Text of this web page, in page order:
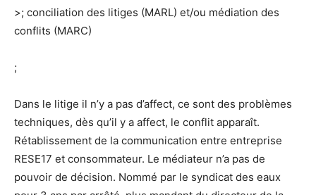
>; conciliation des litiges (MARL) et/ou médiation des
conflits (MARC)
;
Dans le litige il n’y a pas d’affect, ce sont des problèmes
techniques, dès qu’il y a affect, le conflit apparaît.
Rétablissement de la communication entre entreprise
RESE17 et consommateur. Le médiateur n’a pas de
pouvoir de décision. Nommé par le syndicat des eaux